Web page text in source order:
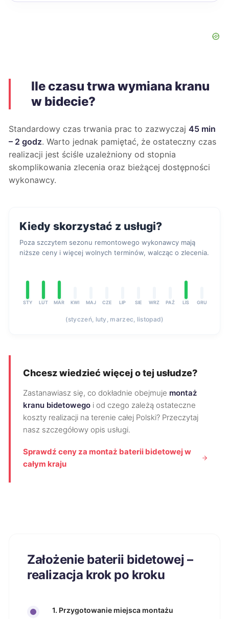
Ile czasu trwa wymiana kranu
w bidecie?
Standardowy czas trwania prac to zazwyczaj 45 min
– 2 godz. Warto jednak pamiętać, że ostateczny czas
realizacji jest ściśle uzależniony od stopnia
skomplikowania zlecenia oraz bieżącej dostępności
wykonawcy.
Kiedy skorzystać z usługi?
Poza szczytem sezonu remontowego wykonawcy mają
niższe ceny i więcej wolnych terminów, walcząc o zlecenia.
STY LUT MAR KWI MAJ CZE LIP SIE WRZ PAŹ LIS GRU
(styczeń, luty, marzec, listopad)
Chcesz wiedzieć więcej o tej usłudze?
Zastanawiasz się, co dokładnie obejmuje montaż
kranu bidetowego i od czego zależą ostateczne
koszty realizacji na terenie całej Polski? Przeczytaj
nasz szczegółowy opis usługi.
Sprawdź ceny za montaż baterii bidetowej w
całym kraju
Założenie baterii bidetowej –
realizacja krok po kroku
1. Przygotowanie miejsca montażu